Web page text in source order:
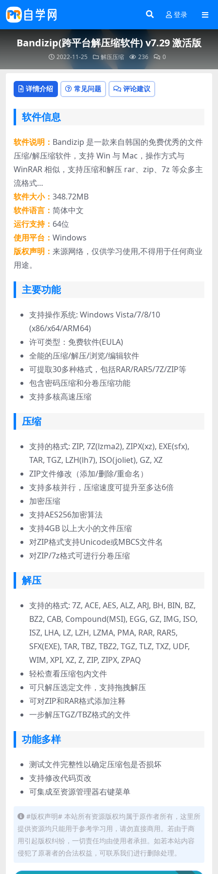
登录
Bandizip(跨平台解压缩软件) v7.29 激活版
2022-11-25 解压压缩 236 0
详情介绍 常见问题 评论建议
软件信息
软件说明： Bandizip 是一款来自韩国的免费优秀的文件
压缩/解压缩软件，支持 Win 与 Mac，操作方式与
WinRAR 相似，支持压缩和解压 rar、zip、7z 等众多主
流格式…
软件大小： 348.72MB
软件语言： 简体中文
运行支持： 64位
使用平台： Windows
版权声明： 来源网络，仅供学习使用,不得用于任何商业
用途。
主要功能
支持操作系统: Windows Vista/7/8/10
(x86/x64/ARM64)
许可类型：免费软件(EULA)
全能的压缩/解压/浏览/编辑软件
可提取30多种格式，包括RAR/RAR5/7Z/ZIP等
包含密码压缩和分卷压缩功能
支持多核高速压缩
压缩
支持的格式: ZIP, 7Z(lzma2), ZIPX(xz), EXE(sfx),
TAR, TGZ, LZH(lh7), ISO(joliet), GZ, XZ
ZIP文件修改（添加/删除/重命名）
支持多核并行，压缩速度可提升至多达6倍
加密压缩
支持AES256加密算法
支持4GB 以上大小的文件压缩
对ZIP格式支持Unicode或MBCS文件名
对ZIP/7z格式可进行分卷压缩
解压
支持的格式: 7Z, ACE, AES, ALZ, ARJ, BH, BIN, BZ,
BZ2, CAB, Compound(MSI), EGG, GZ, IMG, ISO,
ISZ, LHA, LZ, LZH, LZMA, PMA, RAR, RAR5,
SFX(EXE), TAR, TBZ, TBZ2, TGZ, TLZ, TXZ, UDF,
WIM, XPI, XZ, Z, ZIP, ZIPX, ZPAQ
轻松查看压缩包内文件
可只解压选定文件，支持拖拽解压
可对ZIP和RAR格式添加注释
一步解压TGZ/TBZ格式的文件
功能多样
测试文件完整性以确定压缩包是否损坏
支持修改代码页改
可集成至资源管理器右键菜单
#版权声明# 本站所有资源版权均属于原作者所有，这里所
提供资源均只能用于参考学习用，请勿直接商用。若由于商
用引起版权纠纷，一切责任均由使用者承担。如若本站内容
侵犯了原著者的合法权益，可联系我们进行删除处理。